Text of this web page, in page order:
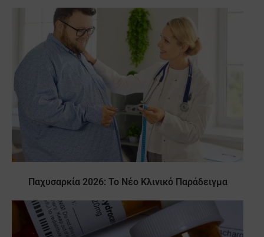
Παχυσαρκία 2026: Το Νέο Κλινικό Παράδειγμα